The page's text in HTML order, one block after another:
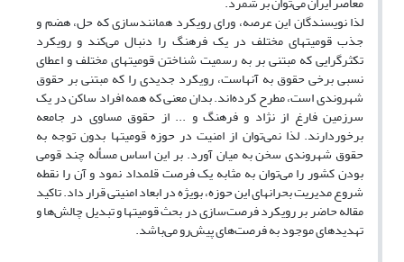
لذا نویسندگان این عرصه، ورای رویکرد همانندسازی که حل، هضم و
جذب قومیتهای مختلف در یک فرهنگ را دنبال می‌کند و رویکرد
تکثرگرایی که مبتنی بر به رسمیت شناختن قومیتهای مختلف و اعطای
نسبی برخی حقوق به آنهاست، رویکرد جدیدی را که مبتنی بر حقوق
شهروندی است، مطرح کرده‌اند. بدان معنی که همه افراد ساکن در یک
سرزمین فارغ از نژاد و فرهنگ و ... از حقوق مساوی در جامعه
برخوردارند. لذا نمی‌توان از امنیت در حوزه قومیتها بدون توجه به
حقوق شهروندی سخن به میان آورد. بر این اساس مسأله چند قومی
بودن کشور را می‌توان به مثابه یک فرصت قلمداد نمود و آن را نقطه
شروع مدیریت بحرانهای این حوزه، بویژه در ابعاد امنیتی قرار داد. تاکید
مقاله حاضر بر رویکرد فرصت‌سازی در بحث قومیتها و تبدیل چالش‌ها و
تهدیدهای موجود به فرصت‌های پیش‌رو می‌باشد.